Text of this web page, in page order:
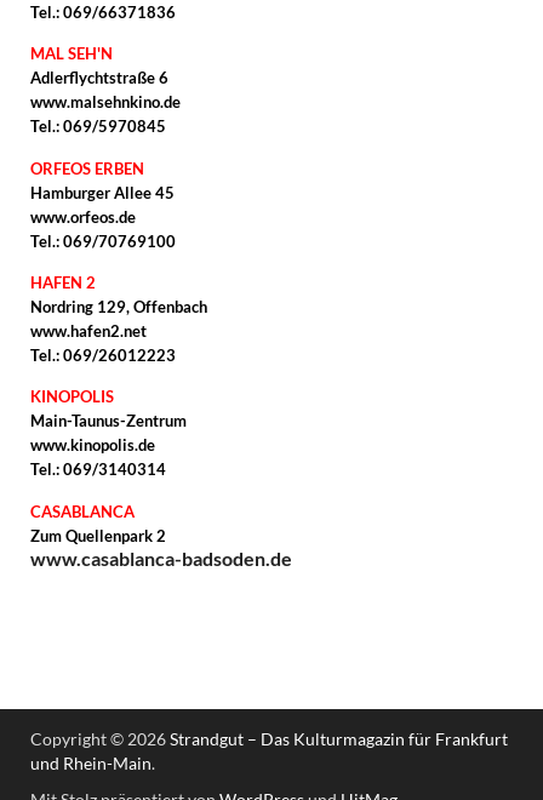
Tel.: 069/66371836
MAL SEH'N
Adlerflychtstraße 6
www.malsehnkino.de
Tel.: 069/5970845
ORFEOS ERBEN
Hamburger Allee 45
www.orfeos.de
Tel.: 069/70769100
HAFEN 2
Nordring 129, Offenbach
www.hafen2.net
Tel.: 069/26012223
KINOPOLIS
Main-Taunus-Zentrum
www.kinopolis.de
Tel.: 069/3140314
CASABLANCA
Zum Quellenpark 2
www.casablanca-badsoden.de
Copyright © 2026Strandgut – Das Kulturmagazin für Frankfurt
und Rhein-Main.